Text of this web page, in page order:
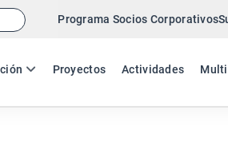
Programa Socios Corporativos
Proyectos Actividades